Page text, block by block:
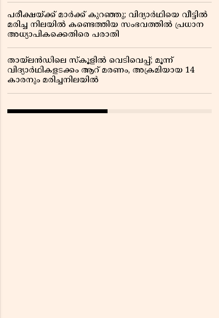
പരീക്ഷയ്ക്ക് മാർക്ക് കുറഞ്ഞു; വിദ്യാർഥിയെ വീട്ടിൽ
മരിച്ച നിലയിൽ കണ്ടെത്തിയ സംഭവത്തിൽ പ്രധാന
അധ്യാപികക്കെതിരെ പരാതി
തായ്‌ലൻഡിലെ സ്‌കൂളിൽ വെടിവെപ്പ്; മൂന്ന്
വിദ്യാർഥികളടക്കം ആറ് മരണം, അക്രമിയായ 14
കാരനും മരിച്ചനിലയിൽ